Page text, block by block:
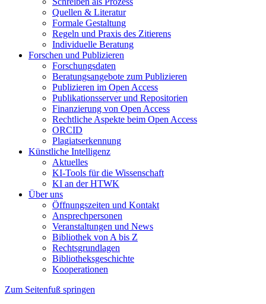
Quellen & Literatur
Formale Gestaltung
Regeln und Praxis des Zitierens
Individuelle Beratung
Forschen und Publizieren
Forschungsdaten
Beratungsangebote zum Publizieren
Publizieren im Open Access
Publikationsserver und Repositorien
Finanzierung von Open Access
Rechtliche Aspekte beim Open Access
ORCID
Plagiatserkennung
Künstliche Intelligenz
Aktuelles
KI-Tools für die Wissenschaft
KI an der HTWK
Über uns
Öffnungszeiten und Kontakt
Ansprechpersonen
Veranstaltungen und News
Bibliothek von A bis Z
Rechtsgrundlagen
Bibliotheksgeschichte
Kooperationen
Zum Seitenfuß springen